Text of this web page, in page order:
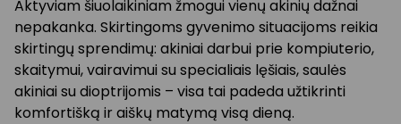
Aktyviam šiuolaikiniam žmogui vienų akinių dažnai
nepakanka. Skirtingoms gyvenimo situacijoms reikia
skirtingų sprendimų: akiniai darbui prie kompiuterio,
skaitymui, vairavimui su specialiais lęšiais, saulės
akiniai su dioptrijomis – visa tai padeda užtikrinti
komfortišką ir aiškų matymą visą dieną.